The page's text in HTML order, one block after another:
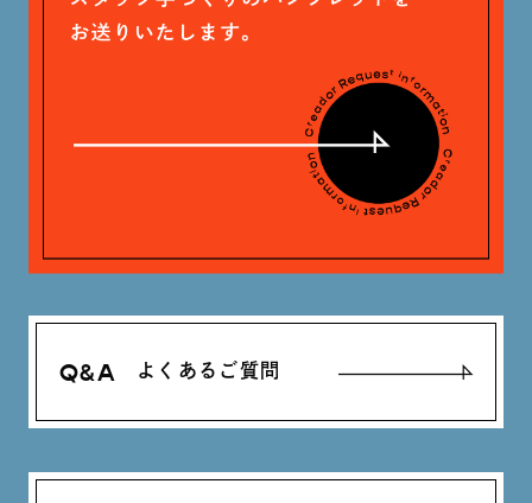
神定 龍杜 (13)
Q&A よくあるご質問